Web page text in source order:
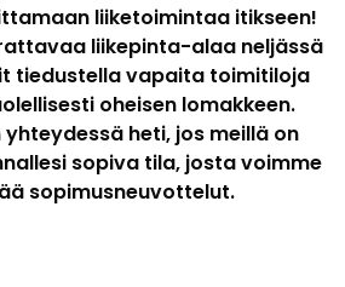
liiketoimintaa itikseen!
liikepinta-alaa neljässä
tiedustella vapaita toimitiloja
oheisen lomakkeen.
yhteydessä heti, jos meillä on
sopiva tila, josta voimme
sopimusneuvottelut.